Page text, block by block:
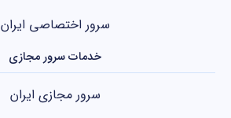
سرور اختصاصی ایران
خدمات سرور مجازی
سرور مجازی ایران